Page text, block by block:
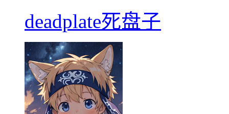
deadplate死盘子